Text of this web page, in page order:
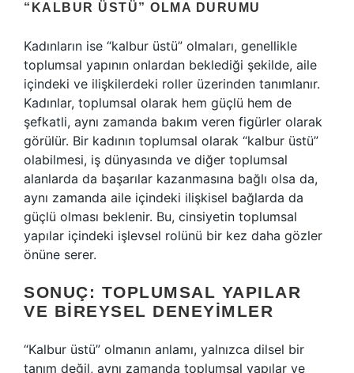
“KALBUR ÜSTÜ” OLMA DURUMU
Kadınların ise “kalbur üstü” olmaları, genellikle
toplumsal yapının onlardan beklediği şekilde, aile
içindeki ve ilişkilerdeki roller üzerinden tanımlanır.
Kadınlar, toplumsal olarak hem güçlü hem de
şefkatli, aynı zamanda bakım veren figürler olarak
görülür. Bir kadının toplumsal olarak “kalbur üstü”
olabilmesi, iş dünyasında ve diğer toplumsal
alanlarda da başarılar kazanmasına bağlı olsa da,
aynı zamanda aile içindeki ilişkisel bağlarda da
güçlü olması beklenir. Bu, cinsiyetin toplumsal
yapılar içindeki işlevsel rolünü bir kez daha gözler
önüne serer.
SONUÇ: TOPLUMSAL YAPILAR
VE BIREYSEL DENEYIMLER
“Kalbur üstü” olmanın anlamı, yalnızca dilsel bir
tanım değil, aynı zamanda toplumsal yapılar ve